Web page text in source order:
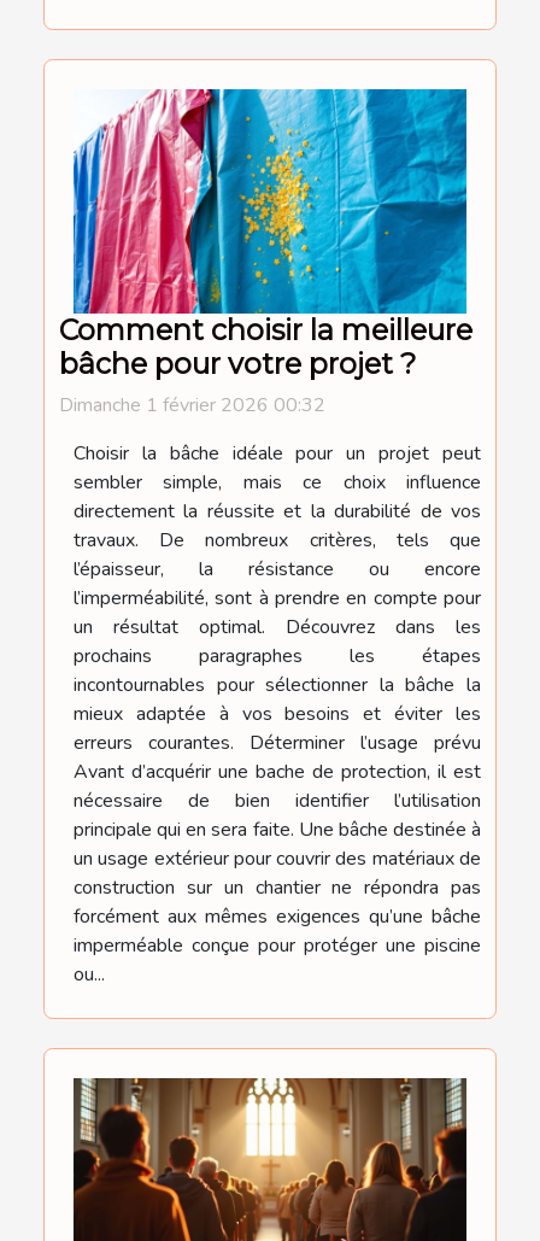
Comment choisir la meilleure
bâche pour votre projet ?
Dimanche 1 février 2026 00:32
Choisir la bâche idéale pour un projet peut
sembler simple, mais ce choix influence
directement la réussite et la durabilité de vos
travaux. De nombreux critères, tels que
l’épaisseur, la résistance ou encore
l’imperméabilité, sont à prendre en compte pour
un résultat optimal. Découvrez dans les
prochains paragraphes les étapes
incontournables pour sélectionner la bâche la
mieux adaptée à vos besoins et éviter les
erreurs courantes. Déterminer l’usage prévu
Avant d’acquérir une bache de protection, il est
nécessaire de bien identifier l’utilisation
principale qui en sera faite. Une bâche destinée à
un usage extérieur pour couvrir des matériaux de
construction sur un chantier ne répondra pas
forcément aux mêmes exigences qu’une bâche
imperméable conçue pour protéger une piscine
ou...